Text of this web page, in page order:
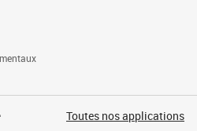
Toutes nos applications